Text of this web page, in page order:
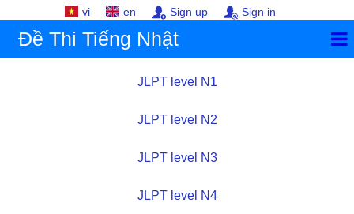
vi en Sign up Sign in
Đề Thi Tiếng Nhật
JLPT level N1
JLPT level N2
JLPT level N3
JLPT level N4